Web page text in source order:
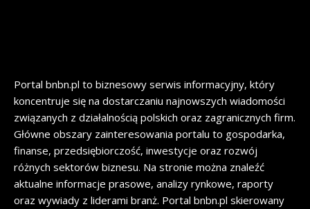
Portal bnbn.pl to biznesowy serwis informacyjny, który
koncentruje się na dostarczaniu najnowszych wiadomości
związanych z działalnością polskich oraz zagranicznych firm.
Główne obszary zainteresowania portalu to gospodarka,
finanse, przedsiębiorczość, inwestycje oraz rozwój
różnych sektorów biznesu. Na stronie można znaleźć
aktualne informacje prasowe, analizy rynkowe, raporty
oraz wywiady z liderami branż. Portal bnbn.pl skierowany